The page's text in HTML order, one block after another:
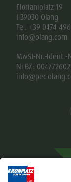
Florianiplatz 19
I-39030 Olang
Tel. +39 0474
info@olang.com
MwSt-Nr.-Ident.-
Nr.BZ: